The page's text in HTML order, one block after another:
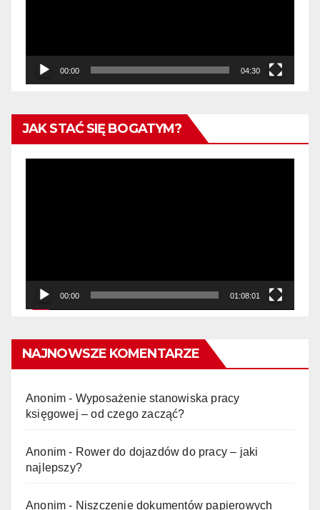
00:00 04:30
JAK STAĆ SIĘ BOGATYM?
00:00 01:08:01
NAJNOWSZE KOMENTARZE
Anonim - Wyposażenie stanowiska pracy
księgowej – od czego zacząć?
Anonim - Rower do dojazdów do pracy – jaki
najlepszy?
Anonim - Niszczenie dokumentów papierowych